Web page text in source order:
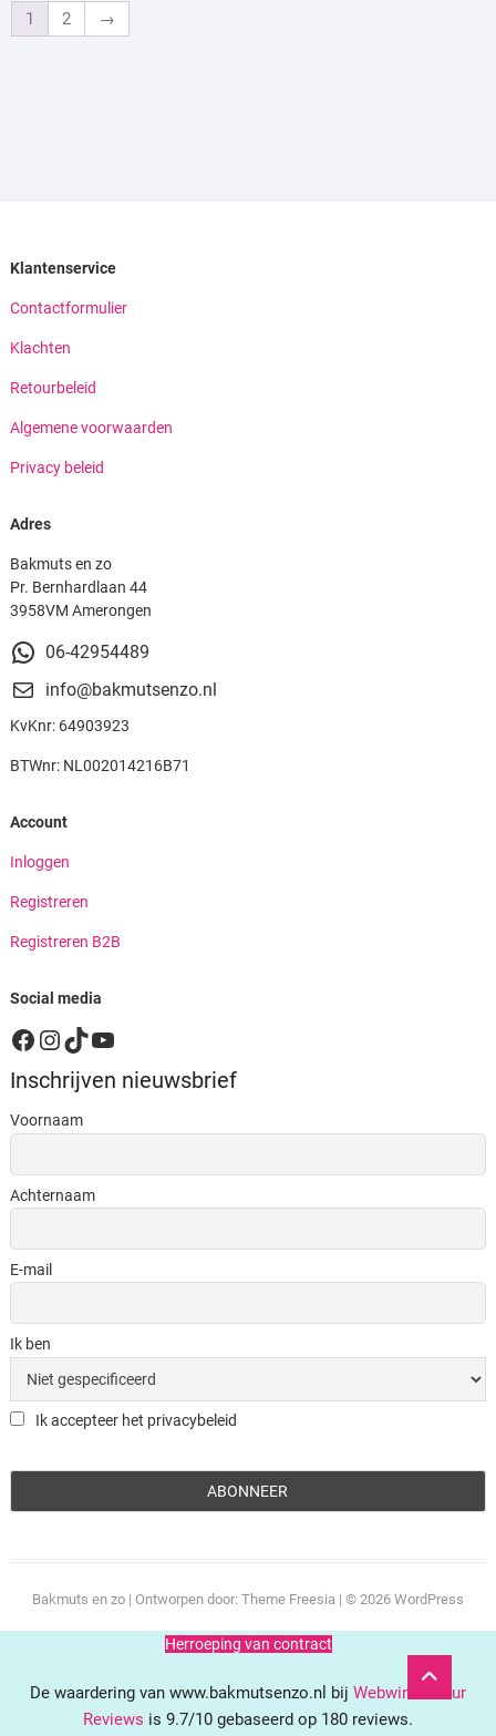
1 2 →
Klantenservice
Contactformulier
Klachten
Retourbeleid
Algemene voorwaarden
Privacy beleid
Adres
Bakmuts en zo
Pr. Bernhardlaan 44
3958VM Amerongen
06-42954489
info@bakmutsenzo.nl
KvKnr: 64903923
BTWnr: NL002014216B71
Account
Inloggen
Registreren
Registreren B2B
Social media
Facebook
Instagram
TikTok
YouTube
Inschrijven nieuwsbrief
Voornaam
Achternaam
E-mail
Ik ben
Ik accepteer het privacybeleid
Bakmuts en zo| Ontworpen door: Theme Freesia| © 2026 WordPress
naar
Herroeping van contract
De waardering van www.bakmutsenzo.nl bij WebwinkelKeur
Reviews is 9.7/10 gebaseerd op 180 reviews.